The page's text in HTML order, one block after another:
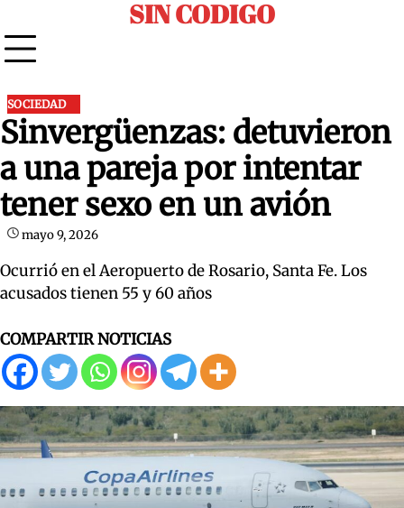
to
content
SIN CODIGO
SOCIEDAD
Sinvergüenzas: detuvieron
a una pareja por intentar
tener sexo en un avión
mayo 9, 2026
Ocurrió en el Aeropuerto de Rosario, Santa Fe. Los
acusados tienen 55 y 60 años
COMPARTIR NOTICIAS